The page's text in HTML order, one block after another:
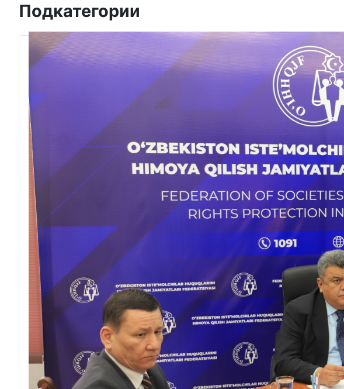
Подкатегории